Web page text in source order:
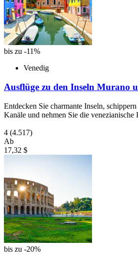
bis zu -11%
Venedig
Ausflüge zu den Inseln Murano
Entdecken Sie charmante Inseln,
Kanäle und nehmen Sie die
4 (4.517)
Ab
17,32 $
bis zu -20%